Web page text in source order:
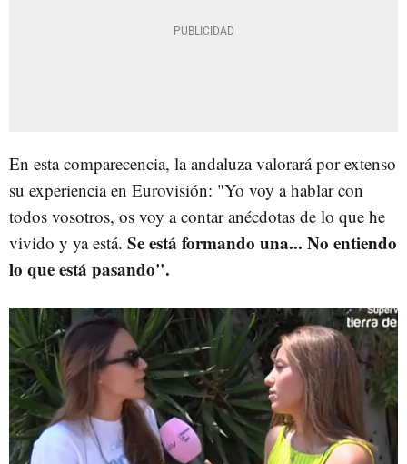
En esta comparecencia, la andaluza valorará por extenso
su experiencia en Eurovisión: "Yo voy a hablar con
todos vosotros, os voy a contar anécdotas de lo que he
vivido y ya está. Se está formando una... No entiendo
lo que está pasando".